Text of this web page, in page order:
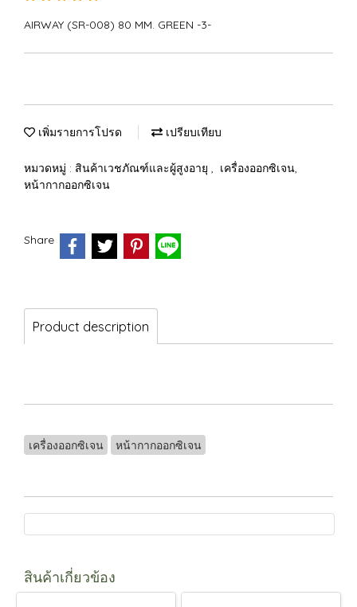
AIRWAY (SR-008) 80 MM. GREEN -3-
เพิ่มรายการโปรด เปรียบเทียบ
หมวดหมู่ : สินค้าเวชภัณฑ์และผู้สูงอายุ , เครื่องออกซิเจน,
หน้ากากออกซิเจน
Share
Product description
เครื่องออกซิเจน หน้ากากออกซิเจน
สินค้าเกี่ยวข้อง